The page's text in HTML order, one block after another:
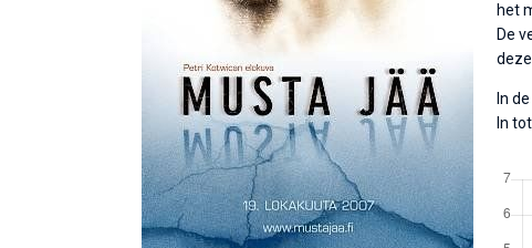
het
De
deze
In
In